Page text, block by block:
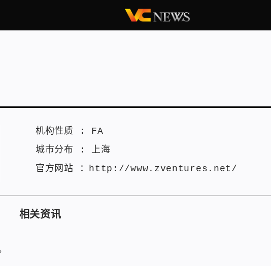
机构性质 : FA
城市分布 : 上海
官方网站 ： http://www.zventures.net/
相关资讯